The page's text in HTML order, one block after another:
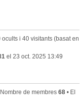
i 40 visitants (basat en
el 23 oct. 2025 13:49
Nombre de membres 68 • El